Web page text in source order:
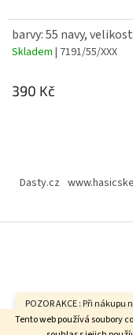
Tento web používá soubory
POZOR AKCE : Při nákupu
velikost do poznámky v
barvy: 55 navy,
Skladem | 7191/55/XXX
390 Kč
Dasty.cz
Copyright 2026